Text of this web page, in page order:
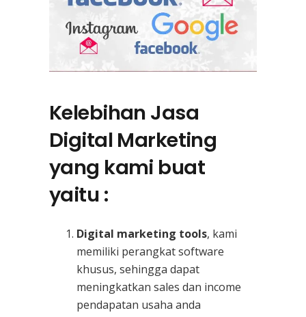
Kelebihan Jasa
Digital Marketing
yang kami buat
yaitu :
Digital marketing tools, kami
memiliki perangkat software
khusus, sehingga dapat
meningkatkan sales dan income
pendapatan usaha anda